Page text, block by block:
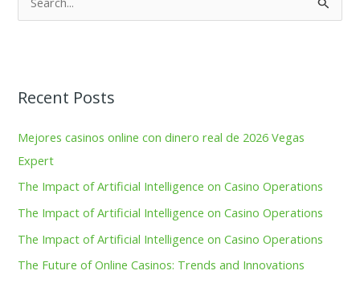
c
f
o
r
:
Recent Posts
Mejores casinos online con dinero real de 2026 Vegas
Expert
The Impact of Artificial Intelligence on Casino Operations
The Impact of Artificial Intelligence on Casino Operations
The Impact of Artificial Intelligence on Casino Operations
The Future of Online Casinos: Trends and Innovations